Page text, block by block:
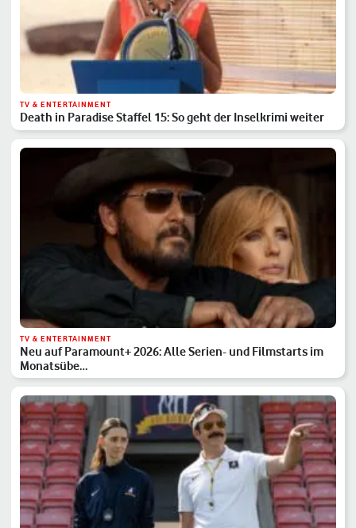
TV & ENTERTAINMENT
Death in Paradise Staffel 15: So geht der Inselkrimi weiter
TV & ENTERTAINMENT
Neu auf Paramount+ 2026: Alle Serien- und Filmstarts im
Monatsübe…